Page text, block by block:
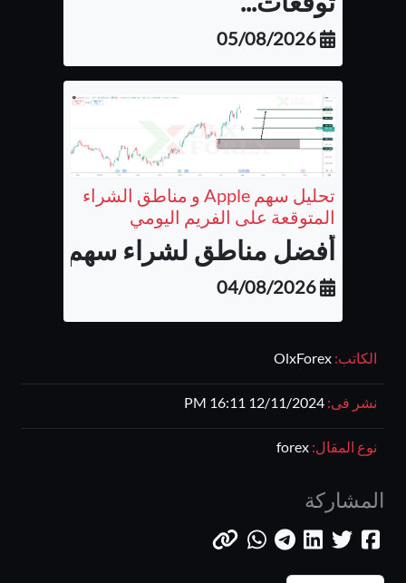
الكاتب: OlxForex
نشر فى: 12/11/2024 16:11 PM
نوع المقال: forex
المشاركة
05/08/2026
تحليل سهم Apple و مناطق الشراء
المتوقعة على الفريم اليومي
أفضل مناطق لشراء سهم شركة
04/08/2026